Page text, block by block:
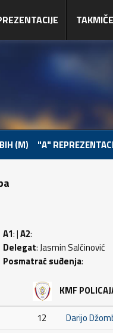
(M) "A"
A1: |A2:
Delegat: Jasmin Salčinović
Posmatrač suđenja:
KMF
12 Darijo